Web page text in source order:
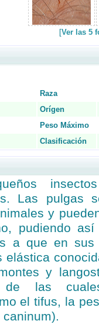
[Ver las 5
Raza
Orígen
Peso Máximo
Clasificación
insectos
Las pulgas
y
pudiendo
a que en sus
elástica
y
las
el tifus, la